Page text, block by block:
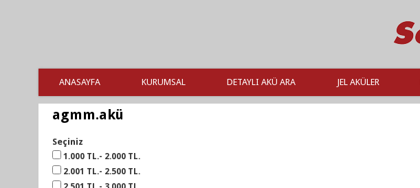
ANASAYFA KURUMSAL DETAYLI AKÜ ARA JEL AKÜLER
agmm.akü
Seçiniz
1.000 TL.- 2.000 TL.
2.001 TL.- 2.500 TL.